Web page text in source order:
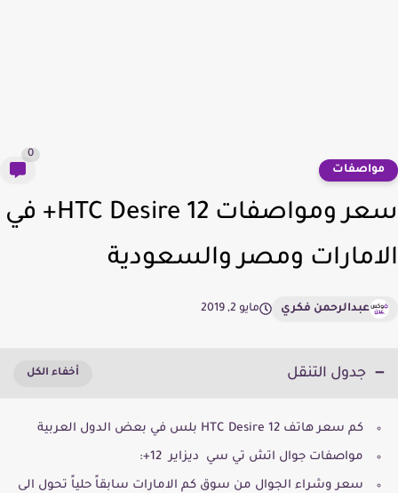
سعر ومواصفات HTC Desire 12+ في
ومصر والسعودية
عبدالرحمن فكري مايو 2, 2019
جدول التنقل
كم سعر هاتف HTC Desire 12 بلس في بعض الدول العربية
مواصفات جوال اتش تي سي ديزاير 12+:
سعر وشراء الجوال من سوق كم الامارات سابقاً حلياً تحول الى